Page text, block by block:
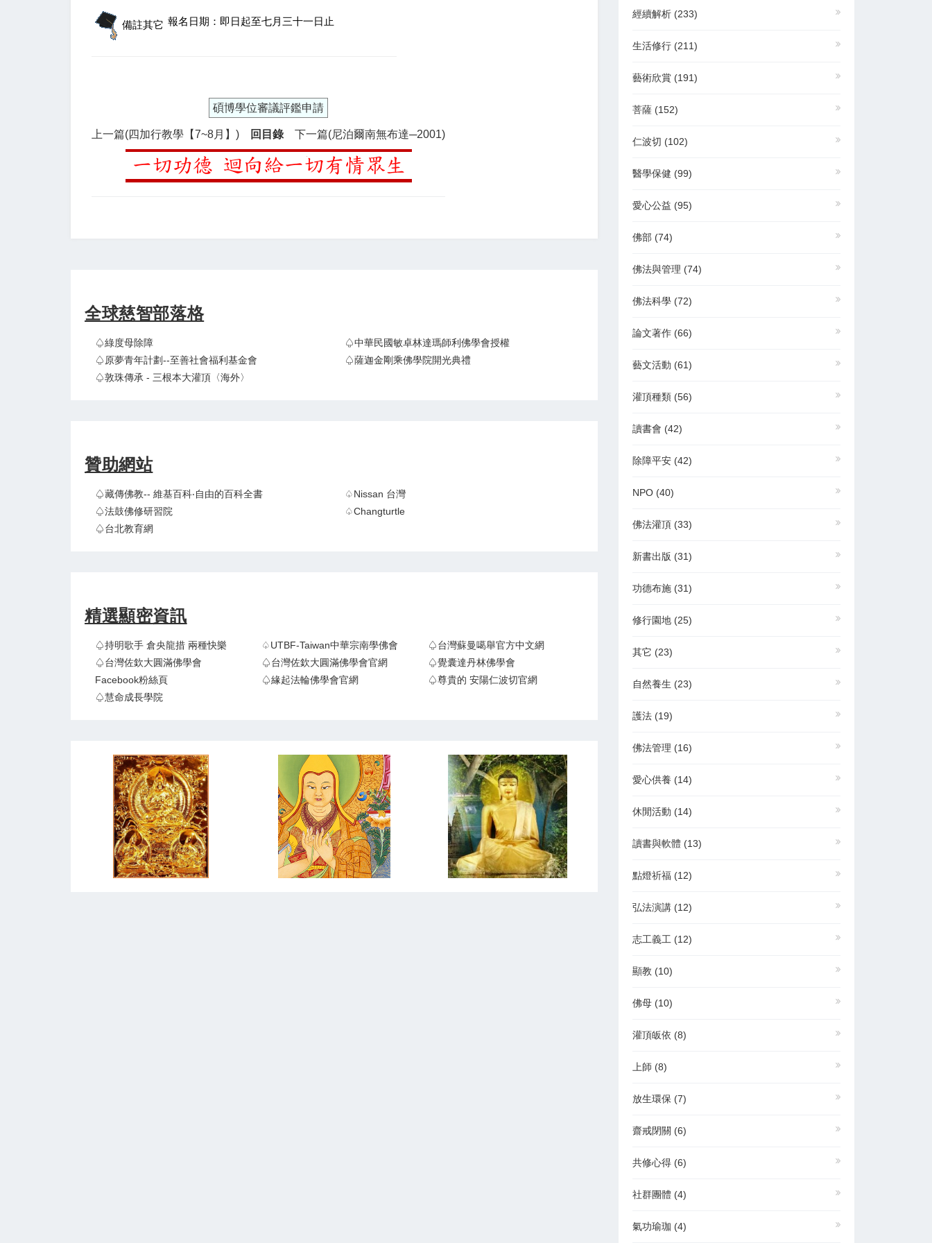
備註其它 報名日期：即日起至七月三十一日止
碩博學位審議評鑑申請
上一篇(四加行教學【7~8月】) 回目錄 下一篇(尼泊爾南無布達─2001)
全球慈智部落格
♤綠度母除障
♤中華民國敏卓林達瑪師利佛學會授權
♤原夢青年計劃--至善社會福利基金會
♤薩迦金剛乘佛學院開光典禮
♤敦珠傳承 - 三根本大灌頂〈海外〉
贊助網站
♤藏傳佛教-- 維基百科‧自由的百科全書
♤Nissan 台灣
♤法鼓佛修研習院
♤Changturtle
♤台北教育網
精選顯密資訊
♤持明歌手 倉央龍措 兩種快樂 ♤UTBF-Taiwan中華宗南學佛會
♤台灣蘇曼噶舉官方中文網
♤台灣佐欽大圓滿佛學會
Facebook粉絲頁
♤台灣佐欽大圓滿佛學會官網
♤覺囊達丹林佛學會
♤緣起法輪佛學會官網
♤尊貴的 安陽仁波切官網
♤慧命成長學院
經續解析 (233)
生活修行 (211)
藝術欣賞 (191)
菩薩 (152)
仁波切 (102)
醫學保健 (99)
愛心公益 (95)
佛部 (74)
佛法與管理 (74)
佛法科學 (72)
論文著作 (66)
藝文活動 (61)
灌頂種類 (56)
讀書會 (42)
除障平安 (42)
NPO (40)
佛法灌頂 (33)
新書出版 (31)
功德布施 (31)
修行園地 (25)
其它 (23)
自然養生 (23)
護法 (19)
佛法管理 (16)
愛心供養 (14)
休閒活動 (14)
讀書與軟體 (13)
點燈祈福 (12)
弘法演講 (12)
志工義工 (12)
顯教 (10)
佛母 (10)
灌頂皈依 (8)
上師 (8)
放生環保 (7)
齋戒閉關 (6)
共修心得 (6)
社群團體 (4)
氣功瑜珈 (4)